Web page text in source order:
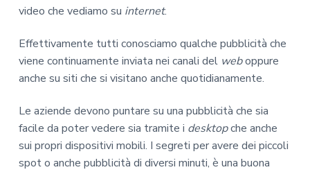
video che vediamo su internet.
Effettivamente tutti conosciamo qualche pubblicità che
viene continuamente inviata nei canali del weboppure
anche su siti che si visitano anche quotidianamente.
Le aziende devono puntare su una pubblicità che sia
facile da poter vedere sia tramite i desktopche anche
sui propri dispositivi mobili. I segreti per avere dei piccoli
spot o anche pubblicità di diversi minuti, è una buona